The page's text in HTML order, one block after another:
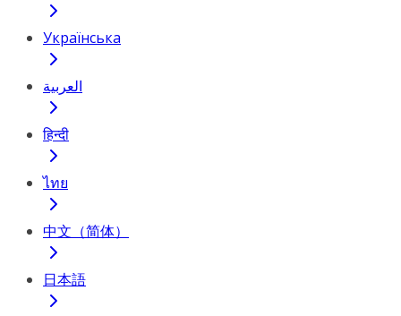
Українська
العربية
हिन्दी
ไทย
中文（简体）
日本語